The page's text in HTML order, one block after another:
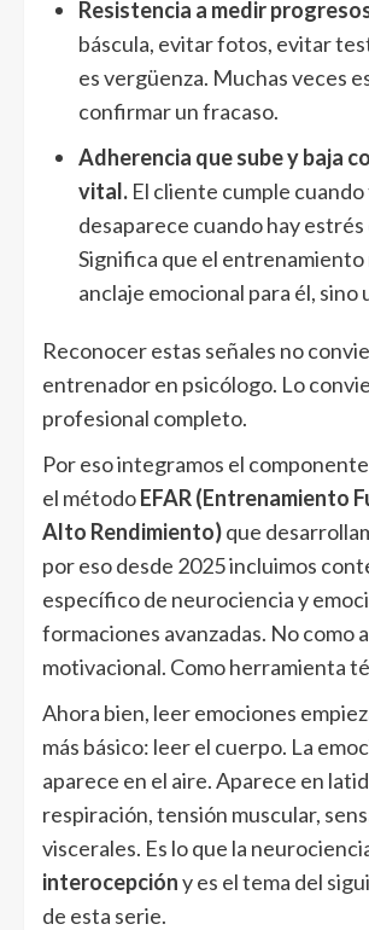
Resistencia a medir
báscula, evitar fotos, evitar
es vergüenza. Muchas veces
confirmar un fracaso.
Adherencia que sube y baja
vital. El cliente cumple
desaparece cuando hay estrés
Significa que el entrenamiento
anclaje emocional para él, sino
Reconocer estas señales no
entrenador en psicólogo. Lo
profesional completo.
Por eso integramos el
el métodoEFAR (Entrenamiento
Alto Rendimiento)que
por eso desde 2025 incluimos
específico de neurociencia y
formaciones avanzadas. No como
motivacional. Como herramienta
Ahora bien, leer emociones
más básico: leer el cuerpo. La
aparece en el aire. Aparece en
respiración, tensión muscular,
viscerales. Es lo que la
interocepcióny es el tema del
de esta serie.